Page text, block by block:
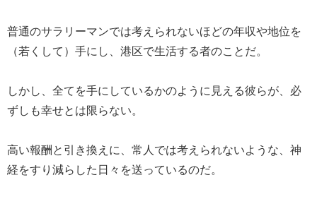
普通のサラリーマンでは考えられないほどの年収や地位を
（若くして）手にし、港区で生活する者のことだ。
しかし、全てを手にしているかのように見える彼らが、必
ずしも幸せとは限らない。
高い報酬と引き換えに、常人では考えられないような、神
経をすり減らした日々を送っているのだ。